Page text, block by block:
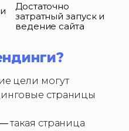
Достаточно
затратный запуск и
ведение сайта
цели могут
страницы
—такая страница